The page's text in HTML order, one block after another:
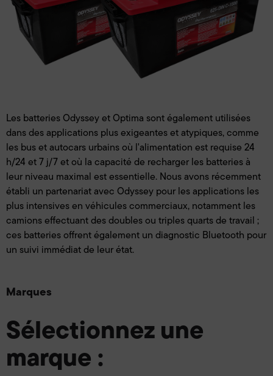
Les batteries Odyssey et Optima sont également utilisées
dans des applications plus exigeantes et atypiques, comme
les bus et autocars urbains où l'alimentation est requise 24
h/24 et 7 j/7 et où la capacité de recharger les batteries à
leur niveau maximal est essentielle. Nous avons récemment
établi un partenariat avec Odyssey pour les applications les
plus intensives en véhicules commerciaux, notamment les
camions effectuant des doubles ou triples quarts de travail ;
ces batteries offrent également un diagnostic Bluetooth pour
un suivi immédiat de leur état.
Marques
Sélectionnez une
marque :